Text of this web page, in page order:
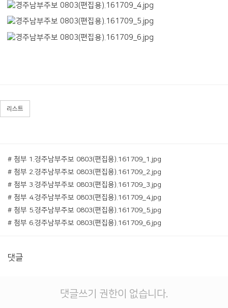
리스트
# 첨부 1.경주남부주보 0803(편집용).161709_1.jpg
# 첨부 2.경주남부주보 0803(편집용).161709_2.jpg
# 첨부 3.경주남부주보 0803(편집용).161709_3.jpg
# 첨부 4.경주남부주보 0803(편집용).161709_4.jpg
# 첨부 5.경주남부주보 0803(편집용).161709_5.jpg
# 첨부 6.경주남부주보 0803(편집용).161709_6.jpg
댓글
댓글쓰기 권한이 없습니다.